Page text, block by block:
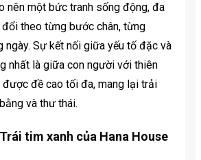
nên một bức tranh sống động, đa
theo từng bước chân, từng
ngày. Sự kết nối giữa yếu tố đặc và
nhất là giữa con người với thiên
được đề cao tối đa, mang lại trải
và thư thái.
tim xanh của Hana House